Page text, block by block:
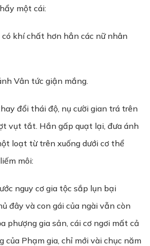
một cái:
có khí chất hơn hẳn các nữ nhân
Vân tức giận mắng.
đổi thái độ, nụ cười gian trá trên
vụt tắt. Hắn gấp quạt lại, đưa ánh
loạt từ trên xuống dưới cơ thể
môi:
nguy cơ gia tộc sắp lụn bại
đây và con gái của ngài vẫn còn
phượng gia sản, cái cơ ngơi mất cả
của Phạm gia, chỉ mới vài chục năm